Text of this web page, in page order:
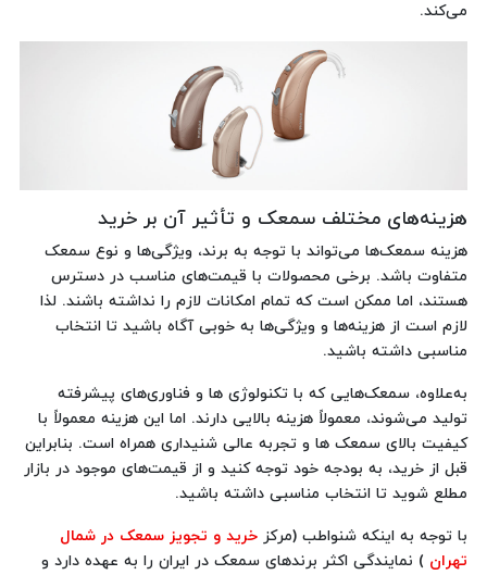
می‌کند.
هزینه‌های مختلف سمعک و تأثیر آن بر خرید
هزینه سمعک‌ها می‌تواند با توجه به برند، ویژگی‌ها و نوع سمعک
متفاوت باشد. برخی محصولات با قیمت‌های مناسب در دسترس
هستند، اما ممکن است که تمام امکانات لازم را نداشته باشند. لذا
لازم است از هزینه‌ها و ویژگی‌ها به خوبی آگاه باشید تا انتخاب
مناسبی داشته باشید.
به‌علاوه، سمعک‌هایی که با تکنولوژی ها و فناوری‌های پیشرفته‌
تولید می‌شوند، معمولاً هزینه بالایی دارند. اما این هزینه معمولاً با
کیفیت بالای سمعک ها و تجربه عالی شنیداری همراه است. بنابراین
قبل از خرید، به بودجه خود توجه کنید و از قیمت‌های موجود در بازار
مطلع شوید تا انتخاب مناسبی داشته باشید.
با توجه به اینکه شنواطب (مرکز خرید و تجویز سمعک در شمال
تهران ) نمایندگی اکثر برندهای سمعک در ایران را به عهده دارد و